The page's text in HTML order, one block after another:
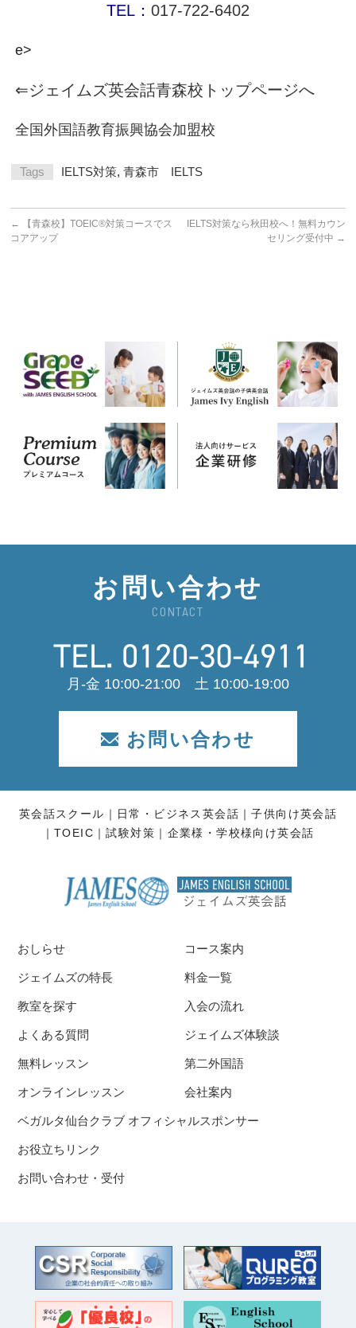
TEL： 017-722-6402
e>
⇐ジェイムズ英会話青森校トップページへ
全国外国語教育振興協会加盟校
Tags IELTS対策,青森市 IELTS
←
【青森校】TOEIC®対策コースでス
コアアップ
IELTS対策なら秋田校へ！無料カウン
セリング受付中 →
お問い合わせ
CONTACT
月-金 10:00-21:00 土 10:00-19:00
お問い合わせ
英会話スクール 日常・ビジネス英会話
子供向け英会話
TOEIC
試験対策 企業様・学校様向け英会話
おしらせ
ジェイムズの特長
教室を探す
コース案内
料金一覧
入会の流れ
よくある質問
無料レッスン
オンラインレッスン
ジェイムズ体験談
第二外国語
会社案内
ベガルタ仙台クラブ オフィシャルスポンサー
お役立ちリンク
お問い合わせ・受付